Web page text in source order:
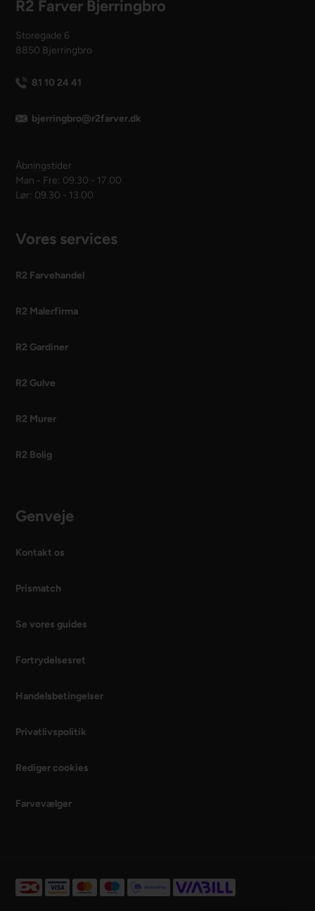
R2 Farver Bjerringbro
Storegade 6
8850 Bjerringbro
81 10 24 41
bjerringbro@r2farver.dk
Åbningstider
Man - Fre: 09.30 - 17.00
Lør: 09.30 - 13.00
Vores services
R2 Farvehandel
R2 Malerfirma
R2 Gardiner
R2 Gulve
R2 Murer
R2 Bolig
Genveje
Kontakt os
Prismatch
Se vores guides
Fortrydelsesret
Handelsbetingelser
Privatlivspolitik
Rediger cookies
Farvevælger